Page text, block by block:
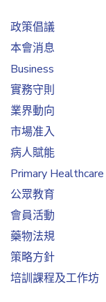
政策倡議
本會消息
Business
實務守則
業界動向
市場准入
病人賦能
Primary Healthcare
公眾教育
會員活動
藥物法規
策略方針
培訓課程及工作坊